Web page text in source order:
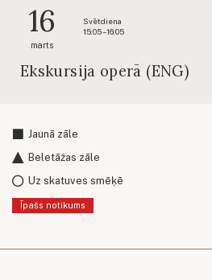
16
marts
Svētdiena
15:05 – 16:05
Ekskursija operā (ENG)
Jaunā zāle
Beletāžas zāle
Uz skatuves smēķē
Īpašs notikums